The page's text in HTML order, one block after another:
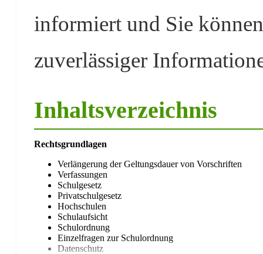
informiert und Sie
zuverlässiger
Inhaltsverzeichnis
Rechtsgrundlagen
Verlängerung der Geltungsdauer von Vorschriften
Verfassungen
Schulgesetz
Privatschulgesetz
Hochschulen
Schulaufsicht
Schulordnung
Einzelfragen zur Schulordnung
Datenschutz